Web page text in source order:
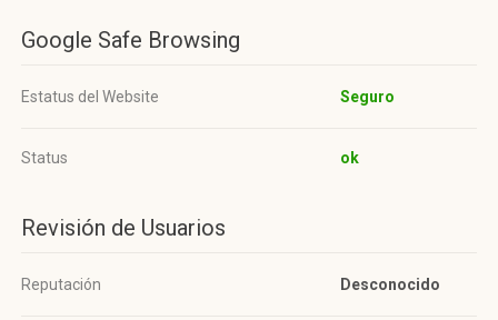
Google Safe Browsing
Estatus del Website Seguro
Status ok
Revisión de Usuarios
Reputación Desconocido